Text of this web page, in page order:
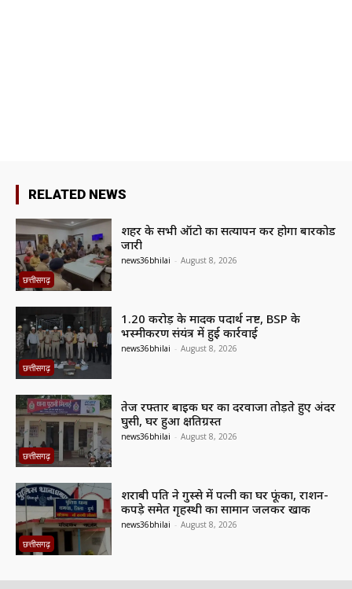
RELATED NEWS
छत्तीसगढ़
शहर के सभी ऑटो का सत्यापन कर होगा बारकोड
जारी
news36bhilai - August 8, 2026
छत्तीसगढ़
1.20 करोड़ के मादक पदार्थ नष्ट, BSP के
भस्मीकरण संयंत्र में हुई कार्रवाई
news36bhilai - August 8, 2026
छत्तीसगढ़
तेज रफ्तार बाइक घर का दरवाजा तोड़ते हुए अंदर
घुसी, घर हुआ क्षतिग्रस्त
news36bhilai - August 8, 2026
छत्तीसगढ़
शराबी पति ने गुस्से में पत्नी का घर फूंका, राशन-
कपड़े समेत गृहस्थी का सामान जलकर खाक
news36bhilai - August 8, 2026